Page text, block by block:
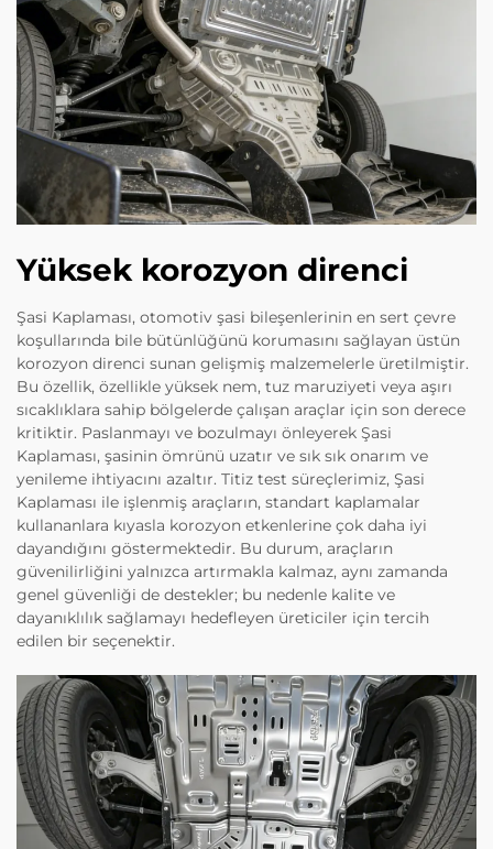
Yüksek korozyon direnci
Şasi Kaplaması, otomotiv şasi bileşenlerinin en sert çevre
koşullarında bile bütünlüğünü korumasını sağlayan üstün
korozyon direnci sunan gelişmiş malzemelerle üretilmiştir.
Bu özellik, özellikle yüksek nem, tuz maruziyeti veya aşırı
sıcaklıklara sahip bölgelerde çalışan araçlar için son derece
kritiktir. Paslanmayı ve bozulmayı önleyerek Şasi
Kaplaması, şasinin ömrünü uzatır ve sık sık onarım ve
yenileme ihtiyacını azaltır. Titiz test süreçlerimiz, Şasi
Kaplaması ile işlenmiş araçların, standart kaplamalar
kullananlara kıyasla korozyon etkenlerine çok daha iyi
dayandığını göstermektedir. Bu durum, araçların
güvenilirliğini yalnızca artırmakla kalmaz, aynı zamanda
genel güvenliği de destekler; bu nedenle kalite ve
dayanıklılık sağlamayı hedefleyen üreticiler için tercih
edilen bir seçenektir.